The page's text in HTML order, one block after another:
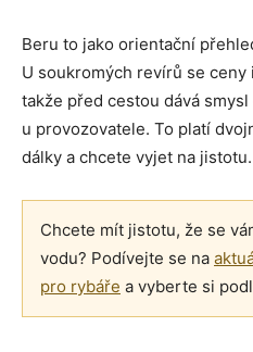
Beru to jako orientační
U soukromých revírů se
takže před cestou dává
u provozovatele. To platí
dálky a chcete vyjet na jistotu.
Chcete mít jistotu, že se
vodu? Podívejte se na
pro rybáře a vyberte si